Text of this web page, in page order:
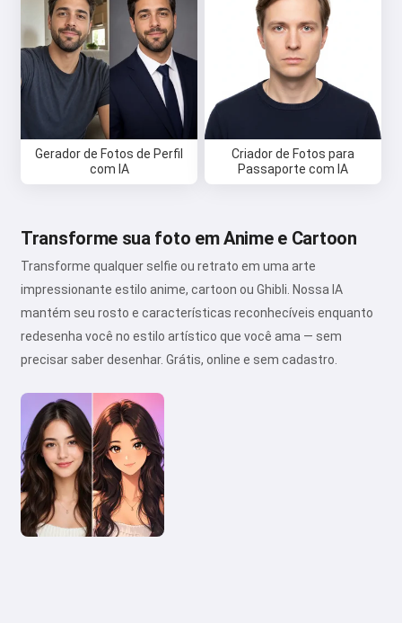
Gerador de Fotos de Perfil
com IA
Criador de Fotos para
Passaporte com IA
Transforme sua foto em Anime e Cartoon
Transforme qualquer selfie ou retrato em uma arte
impressionante estilo anime, cartoon ou Ghibli. Nossa IA
mantém seu rosto e características reconhecíveis enquanto
redesenha você no estilo artístico que você ama — sem
precisar saber desenhar. Grátis, online e sem cadastro.